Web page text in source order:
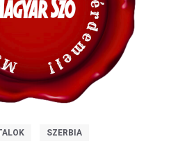
SZERBIA